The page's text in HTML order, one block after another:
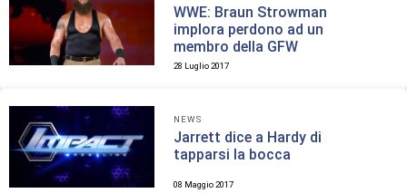
WWE: Braun Strowman
implora perdono ad un
membro della GFW
28 Luglio 2017
NEWS
Jarrett dice a Hardy di
tapparsi la bocca
08 Maggio 2017